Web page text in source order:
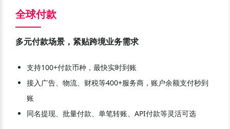
全球付款
多元付款场景，紧贴跨境业务需求
支持100+付款币种，最快实时到账
接入广告、物流、财税等400+服务商，账户余额支付秒到
账
同名提现、批量付款、单笔转账、API付款等灵活可选